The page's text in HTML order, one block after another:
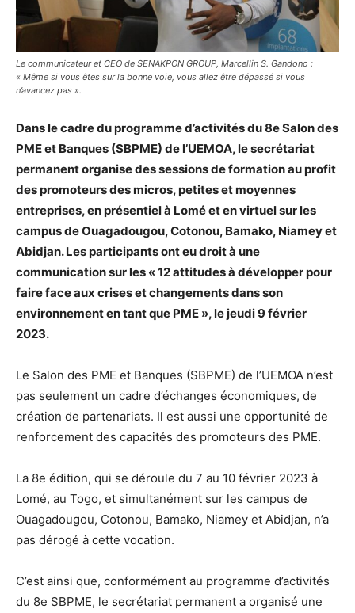
Le communicateur et CEO de SENAKPON GROUP, Marcellin S. Gandono :
« Même si vous êtes sur la bonne voie, vous allez être dépassé si vous
n’avancez pas ».
Dans le cadre du programme d’activités du 8eSalon des
PME et Banques (SBPME) de l’UEMOA, le secrétariat
permanent organise des sessions de formation au profit
des promoteurs des micros, petites et moyennes
entreprises, en présentiel à Lomé et en virtuel sur les
campus de Ouagadougou, Cotonou, Bamako, Niamey et
Abidjan. Les participants ont eu droit à une
communication sur les « 12 attitudes à développer pour
faire face aux crises et changements dans son
environnement en tant que PME », le jeudi 9 février
2023.
Le Salon des PME et Banques (SBPME) de l’UEMOA n’est
pas seulement un cadre d’échanges économiques, de
création de partenariats. Il est aussi une opportunité de
renforcement des capacités des promoteurs des PME.
La 8e édition, qui se déroule du 7 au 10 février 2023 à
Lomé, au Togo, et simultanément sur les campus de
Ouagadougou, Cotonou, Bamako, Niamey et Abidjan, n’a
pas dérogé à cette vocation.
C’est ainsi que, conformément au programme d’activités
du 8e SBPME, le secrétariat permanent a organisé une